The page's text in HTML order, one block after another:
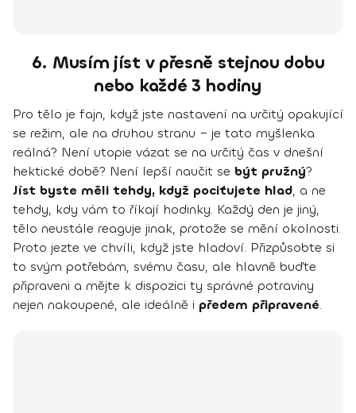
6. Musím jíst v přesně stejnou dobu
nebo každé 3 hodiny
Pro tělo je fajn, když jste nastavení na určitý opakující
se režim, ale na druhou stranu – je tato myšlenka
reálná? Není utopie vázat se na určitý čas v dnešní
hektické době? Není lepší naučit se být pružný?
Jíst byste měli tehdy, když pociťujete hlad, a ne
tehdy, kdy vám to říkají hodinky. Každý den je jiný,
tělo neustále reaguje jinak, protože se mění okolnosti.
Proto jezte ve chvíli, když jste hladoví. Přizpůsobte si
to svým potřebám, svému času, ale hlavně buďte
připraveni a mějte k dispozici ty správné potraviny
nejen nakoupené, ale ideálně i předem připravené.